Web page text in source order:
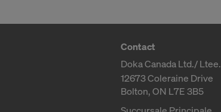
Contact
Doka Canada Ltd./ Ltee.
12673 Coleraine Drive
Bolton, ON L7E 3B5